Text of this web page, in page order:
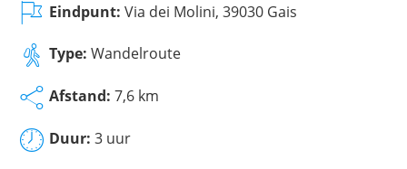
Eindpunt: Via dei Molini, 39030 Gais
Type: Wandelroute
Afstand: 7,6 km
Duur: 3 uur